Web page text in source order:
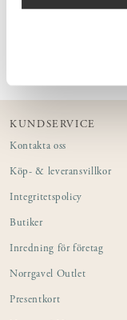
KUNDSERVICE
Kontakta oss
Köp- & leveransvillkor
Integritetspolicy
Butiker
Inredning för företag
Norrgavel Outlet
Presentkort